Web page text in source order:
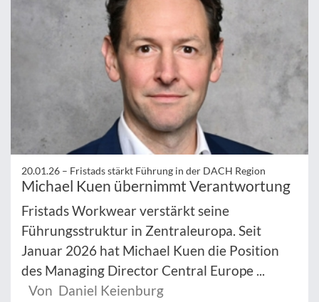
20.01.26 – Fristads stärkt Führung in der DACH Region
Michael Kuen übernimmt Verantwortung
Fristads Workwear verstärkt seine
Führungsstruktur in Zentraleuropa. Seit
Januar 2026 hat Michael Kuen die Position
des Managing Director Central Europe ...
Von Daniel Keienburg